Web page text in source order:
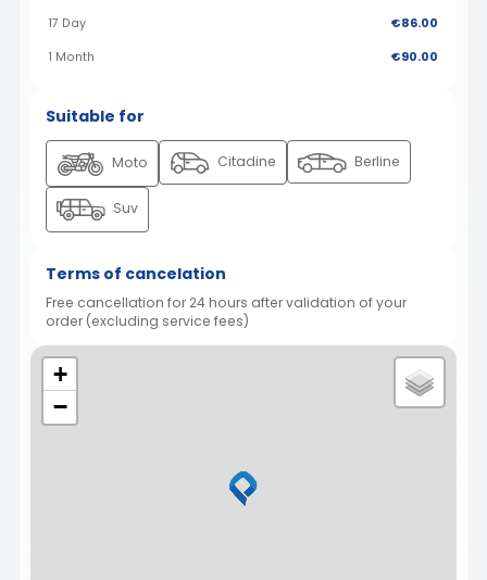
17 Day €86.00
1 Month €90.00
Suitable for
Moto Citadine Berline
Suv
Terms of cancelation
Free cancellation for 24 hours after validation of your
order (excluding service fees)
+
−